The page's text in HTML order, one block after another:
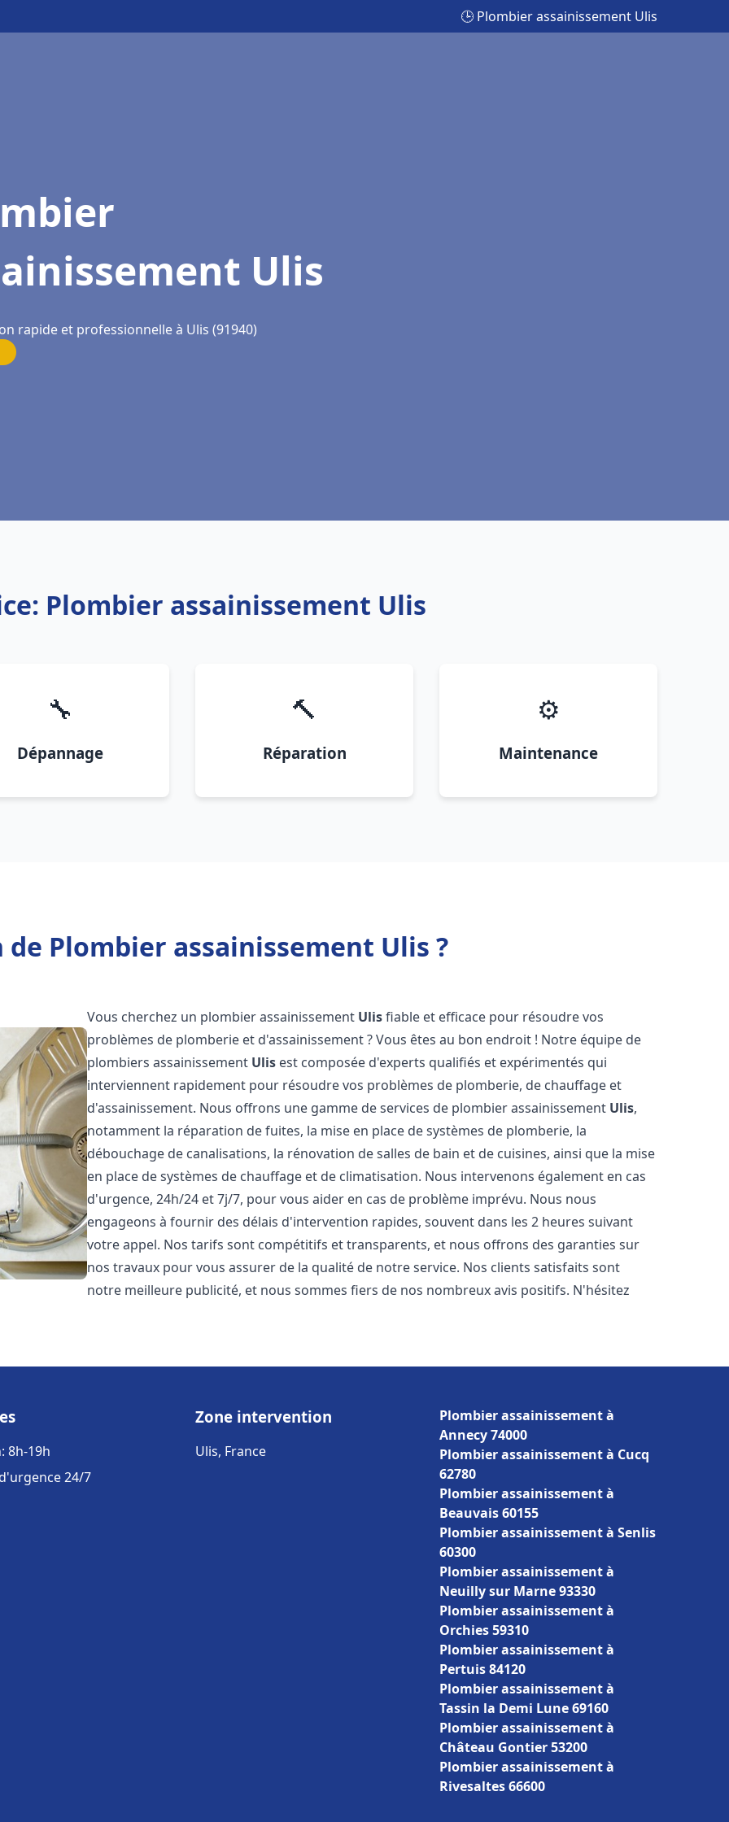
🕒 Plombier assainissement Ulis
Ulis
rapide et professionnelle à Ulis (91940)
Plombier assainissement Ulis
🔧
Dépannage
🔨
Réparation
⚙️
Maintenance
de Plombier assainissement Ulis ?
Vous cherchez un plombier assainissement Ulisfiable et efficace pour résoudre vos
problèmes de plomberie et d'assainissement ? Vous êtes au bon endroit ! Notre équipe de
plombiers assainissement Ulis est composée d'experts qualifiés et expérimentés qui
interviennent rapidement pour résoudre vos problèmes de plomberie, de chauffage et
d'assainissement. Nous offrons une gamme de services de plombier assainissement Ulis,
notamment la réparation de fuites, la mise en place de systèmes de plomberie, la
débouchage de canalisations, la rénovation de salles de bain et de cuisines, ainsi que la mise
en place de systèmes de chauffage et de climatisation. Nous intervenons également en cas
d'urgence, 24h/24 et 7j/7, pour vous aider en cas de problème imprévu. Nous nous
engageons à fournir des délais d'intervention rapides, souvent dans les 2 heures suivant
votre appel. Nos tarifs sont compétitifs et transparents, et nous offrons des garanties sur
nos travaux pour vous assurer de la qualité de notre service. Nos clients satisfaits sont
notre meilleure publicité, et nous sommes fiers de nos nombreux avis positifs. N'hésitez
8h-19h
24/7
Zone intervention
Ulis, France
Plombier assainissement à
Annecy 74000
Plombier assainissement à Cucq
62780
Plombier assainissement à
Beauvais 60155
Plombier assainissement à Senlis
60300
Plombier assainissement à
Neuilly sur Marne 93330
Plombier assainissement à
Orchies 59310
Plombier assainissement à
Pertuis 84120
Plombier assainissement à
Tassin la Demi Lune 69160
Plombier assainissement à
Château Gontier 53200
Plombier assainissement à
Rivesaltes 66600